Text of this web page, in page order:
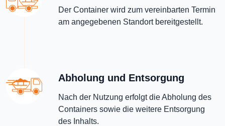
Der Container wird zum vereinbarten Termin
am angegebenen Standort bereitgestellt.
Abholung und Entsorgung
Nach der Nutzung erfolgt die Abholung des
Containers sowie die weitere Entsorgung
des Inhalts.